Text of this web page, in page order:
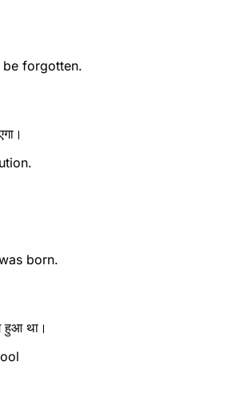
forgotten.
born.
हुआ था।